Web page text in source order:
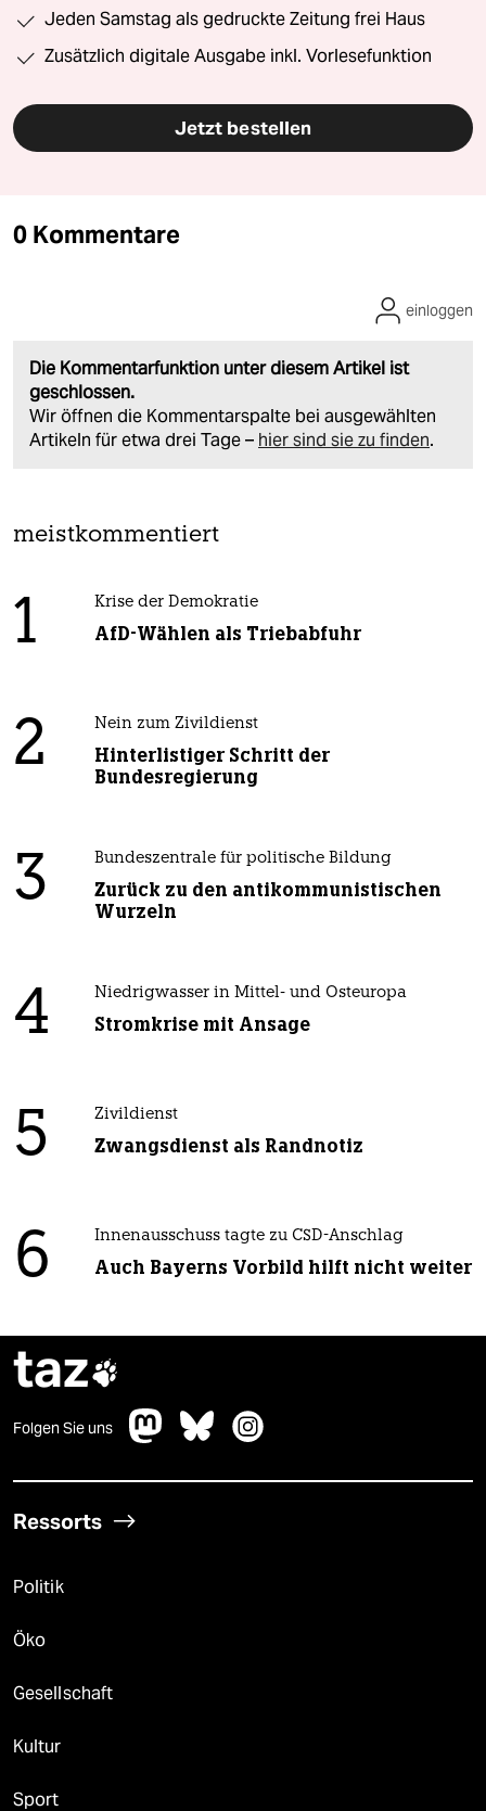
Jeden Samstag als gedruckte Zeitung frei Haus
Zusätzlich digitale Ausgabe inkl. Vorlesefunktion
Jetzt bestellen
0 Kommentare
Die Kommentarfunktion unter diesem Artikel ist
geschlossen.
Wir öffnen die Kommentarspalte bei ausgewählten
Artikeln für etwa drei Tage – hier sind sie zu finden.
einloggen
meistkommentiert
1 Krise der Demokratie
AfD-Wählen als Triebabfuhr
2 Nein zum Zivildienst
Hinterlistiger Schritt der
Bundesregierung
3 Bundeszentrale für politische Bildung
Zurück zu den antikommunistischen
Wurzeln
4 Niedrigwasser in Mittel- und Osteuropa
Stromkrise mit Ansage
5 Zivildienst
Zwangsdienst als Randnotiz
6 Innenausschuss tagte zu CSD-Anschlag
Auch Bayerns Vorbild hilft nicht weiter
taz
Folgen Sie uns
Ressorts
Politik
Öko
Gesellschaft
Kultur
Sport